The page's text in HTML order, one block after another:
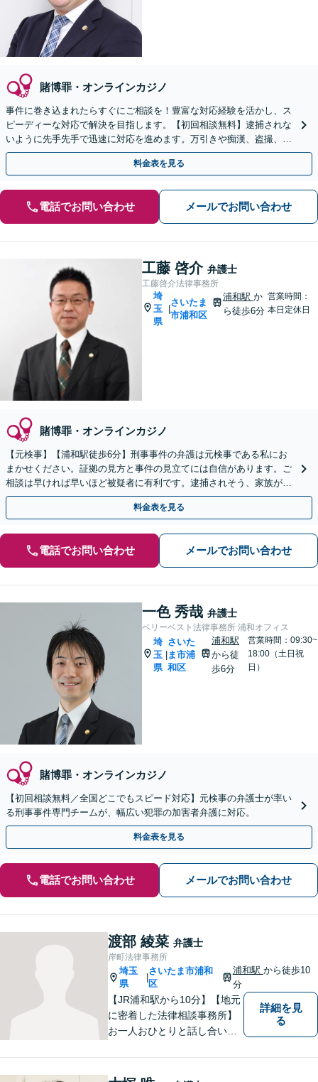
賭博罪・オンラインカジノ
事件に巻き込まれたらすぐにご相談を！豊富な対応経験を活かし、ス
ピーディーな対応で解決を目指します。【初回相談無料】逮捕されな
いように先手先手で迅速に対応を進めます。万引きや痴漢、盗撮、覚
醒剤など幅広い事案に対応します。
料金表を見る
電話でお問い合わせ メールでお問い合わせ
工藤 啓介 弁護士
工藤啓介法律事務所
埼
玉
県
|
さいたま
市浦和区
浦和駅 か
ら徒歩6分
営業時間：
本日定休日
賭博罪・オンラインカジノ
【元検事】【浦和駅徒歩6分】刑事事件の弁護は元検事である私にお
まかせください。証拠の見方と事件の見立てには自信があります。ご
相談は早ければ早いほど被疑者に有利です。逮捕されそう、家族が逮
捕されたという場合、いち早くご相談ください。
料金表を見る
電話でお問い合わせ メールでお問い合わせ
一色 秀哉 弁護士
ベリーベスト法律事務所 浦和オフィス
埼
玉
県
さいた
ま市浦
和区
浦和駅
から徒
歩6分
営業時間：09:30~
18:00（土日祝
日）
賭博罪・オンラインカジノ
【初回相談無料／全国どこでもスピード対応】元検事の弁護士が率い
る刑事事件専門チームが、幅広い犯罪の加害者弁護に対応。
料金表を見る
電話でお問い合わせ メールでお問い合わせ
渡部 綾菜 弁護士
岸町法律事務所
埼玉
県
|
さいたま市浦和
区
浦和駅 から徒歩10
分
【JR浦和駅から10分】【地元
に密着した法律相談事務所】
お一人おひとりと話し合い、
行っております。お役に立て
ることがあれば、ぜひお手伝
詳細を見
る